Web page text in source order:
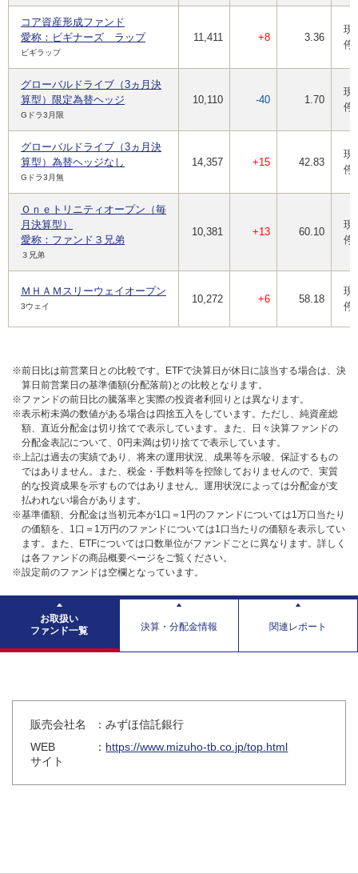
コア資産形成ファンド
愛称：ビギナーズ ラップ
ビギラップ
11,411 +8 3.36
現
停
グローバルドライブ（3ヵ月決
算型）限定為替ヘッジ
Gドラ3月限
10,110 -40 1.70
現
停
グローバルドライブ（3ヵ月決
算型）為替ヘッジなし
Gドラ3月無
14,357 +15 42.83
現
停
Ｏｎｅトリニティオープン（毎
月決算型）
愛称：ファンド３兄弟
３兄弟
10,381 +13 60.10
現
停
ＭＨＡＭスリーウェイオープン
3ウェイ
10,272 +6 58.18
現
停
※前日比は前営業日との比較です。ETFで決算日が休日に該当する場合は、決
算日前営業日の基準価額(分配落前)との比較となります。
※ファンドの前日比の騰落率と実際の投資者利回りとは異なります。
※表示桁未満の数値がある場合は四捨五入をしています。ただし、純資産総
額、直近分配金は切り捨てで表示しています。また、日々決算ファンドの
分配金表記について、0円未満は切り捨てで表示しています。
※上記は過去の実績であり、将来の運用状況、成果等を示唆、保証するもの
ではありません。また、税金・手数料等を控除しておりませんので、実質
的な投資成果を示すものではありません。運用状況によっては分配金が支
払われない場合があります。
※基準価額、分配金は当初元本が1口＝1円のファンドについては1万口当たり
の価額を、1口＝1万円のファンドについては1口当たりの価額を表示してい
ます。また、ETFについては口数単位がファンドごとに異なります。詳しく
は各ファンドの商品概要ページをご覧ください。
※設定前のファンドは空欄となっています。
お取扱い
ファンド一覧
決算・分配金情報 関連レポート
販売会社名
：みずほ信託銀行
WEB
サイト
： https://www.mizuho-tb.co.jp/top.html